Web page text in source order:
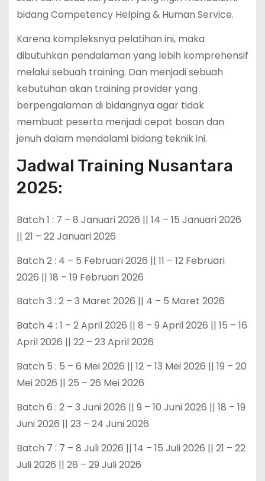
bidang Competency Helping & Human Service.
Karena kompleksnya pelatihan ini, maka
dibutuhkan pendalaman yang lebih komprehensif
melalui sebuah training. Dan menjadi sebuah
kebutuhan akan training provider yang
berpengalaman di bidangnya agar tidak
membuat peserta menjadi cepat bosan dan
jenuh dalam mendalami bidang teknik ini.
Jadwal Training Nusantara
2025:
Batch 1 : 7 – 8 Januari 2026 || 14 – 15 Januari 2026
|| 21 – 22 Januari 2026
Batch 2 : 4 – 5 Februari 2026 || 11 – 12 Februari
2026 || 18 – 19 Februari 2026
Batch 3 : 2 – 3 Maret 2026 || 4 – 5 Maret 2026
Batch 4 : 1 – 2 April 2026 || 8 – 9 April 2026 || 15 – 16
April 2026 || 22 – 23 April 2026
Batch 5 : 5 – 6 Mei 2026 || 12 – 13 Mei 2026 || 19 – 20
Mei 2026 || 25 – 26 Mei 2026
Batch 6 : 2 – 3 Juni 2026 || 9 – 10 Juni 2026 || 18 – 19
Juni 2026 || 23 – 24 Juni 2026
Batch 7 : 7 – 8 Juli 2026 || 14 – 15 Juli 2026 || 21 – 22
Juli 2026 || 28 – 29 Juli 2026